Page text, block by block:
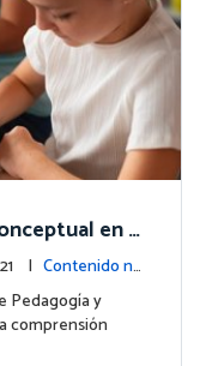
en
| Contenido nu
Pedagogía y
comprensión